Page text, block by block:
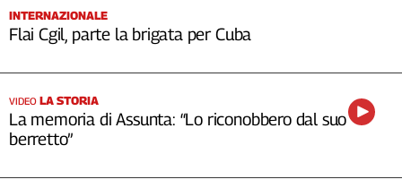
INTERNAZIONALE
Flai Cgil, parte la brigata per Cuba
VIDEO LA STORIA
La memoria di Assunta: “Lo riconobbero dal suo
berretto”